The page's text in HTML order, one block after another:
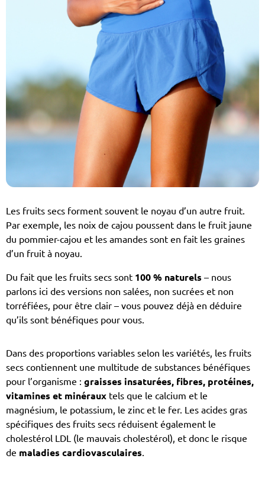
Les fruits secs forment souvent le noyau d’un autre fruit.
Par exemple, les noix de cajou poussent dans le fruit jaune
du pommier-cajou et les amandes sont en fait les graines
d’un fruit à noyau.
Du fait que les fruits secs sont 100 % naturels – nous
parlons ici des versions non salées, non sucrées et non
torréfiées, pour être clair – vous pouvez déjà en déduire
qu’ils sont bénéfiques pour vous.
Dans des proportions variables selon les variétés, les fruits
secs contiennent une multitude de substances bénéfiques
pour l’organisme : graisses insaturées, fibres, protéines,
vitamines et minéraux tels que le calcium et le
magnésium, le potassium, le zinc et le fer. Les acides gras
spécifiques des fruits secs réduisent également le
cholestérol LDL (le mauvais cholestérol), et donc le risque
de maladies cardiovasculaires.